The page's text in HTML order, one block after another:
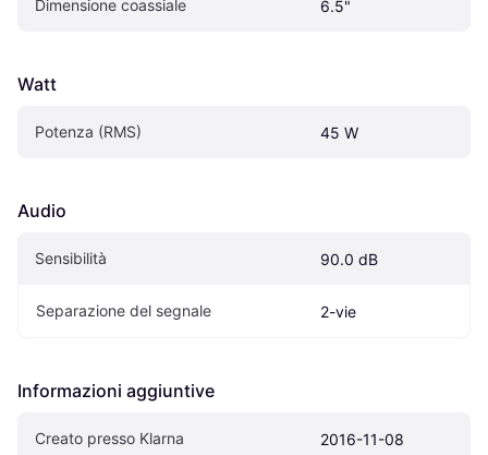
Dimensione coassiale 6.5"
Watt
Potenza (RMS) 45 W
Audio
Sensibilità 90.0 dB
Separazione del segnale 2-vie
Informazioni aggiuntive
Creato presso Klarna 2016-11-08